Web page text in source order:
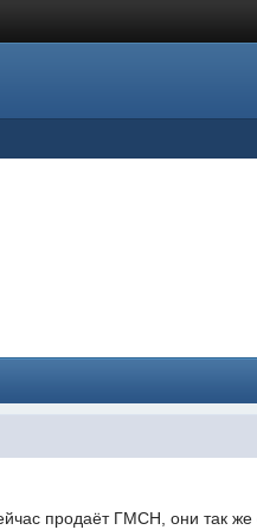
продаёт ГМСН, они так